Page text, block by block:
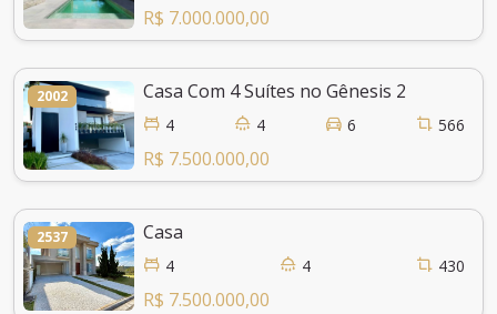
R$ 7.000.000,00
2002 Casa Com 4 Suítes no Gênesis 2
4 4 6 566
R$ 7.500.000,00
2537 Casa
4 4 430
R$ 7.500.000,00